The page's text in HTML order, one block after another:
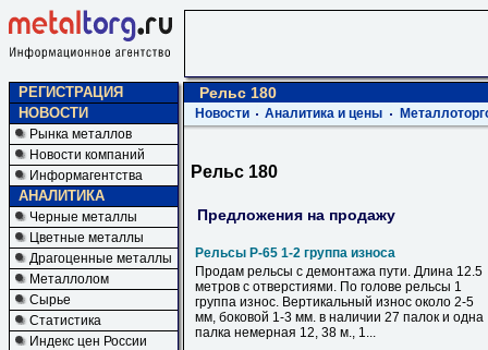
РЕГИСТРАЦИЯ
НОВОСТИ
Рынка металлов
Новости компаний
Информагентства
АНАЛИТИКА
Черные металлы
Цветные металлы
Драгоценные металлы
Металлолом
Сырье
Статистика
Индекс цен России
Рельс 180
Новости Аналитика и цены
Рельс 180
Предложения на продажу
Рельсы Р-65 1-2 группа износа
Продам рельсы с демонтажа пути. Длина 12.5
метров с отверстиями. По голове рельсы 1
группа износ. Вертикальный износ около 2-5
мм, боковой 1-3 мм. в наличии 27 палок и одна
палка немерная 12, 38 м., 1...